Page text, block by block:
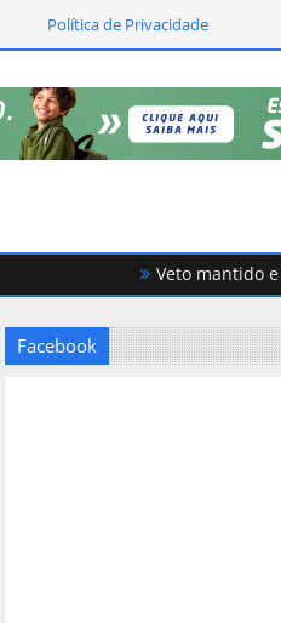
Política de Privacidade
Veto mantido e
Facebook